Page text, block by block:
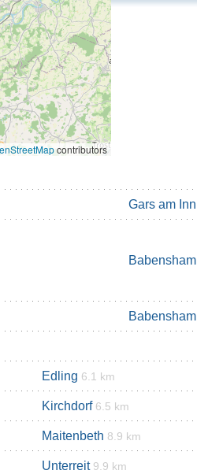
contributors
Gars am Inn
Babensham
Babensham
Edling 6.1 km
Kirchdorf 6.5 km
Maitenbeth 8.9 km
Unterreit 9.9 km